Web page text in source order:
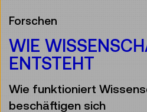
Forschen
WIE
ENTSTEHT
Wie funktioniert
beschäftigen sich